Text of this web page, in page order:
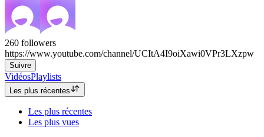
260 followers
https://www.youtube.com/channel/UCItA4I9oiXawi0VPr3LXzpw
Suivre
VidéosPlaylists
Les plus récentes
Les plus récentes
Les plus vues